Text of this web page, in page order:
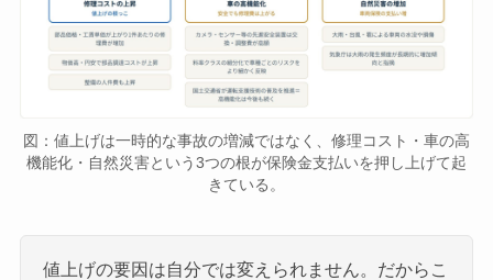
図：値上げは一時的な事故の増減ではなく、修理コスト・車の高
機能化・自然災害という3つの根が保険金支払いを押し上げて起
きている。
値上げの要因は自分では変えられません。だからこ